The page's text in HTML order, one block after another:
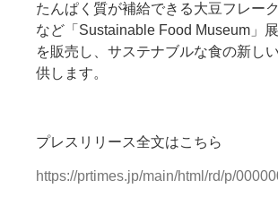
たんぱく質が補給できる大豆フレー
など「Sustainable Food Museum」
を販売し、サステナブルな食の新し
供します。
プレスリリース全文はこちら
https://prtimes.jp/main/html/rd/p/